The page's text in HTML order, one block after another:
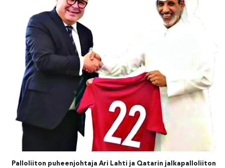
Palloliiton puheenjohtaja Ari Lahti ja Qatarin jalkapalloliiton